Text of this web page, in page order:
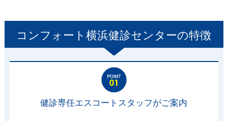
コンフォート横浜健診センターの特徴
健診専任エスコートスタッフがご案内